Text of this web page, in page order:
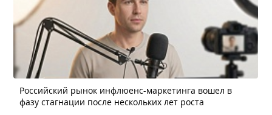
Российский рынок инфлюенс-маркетинга вошел в
фазу стагнации после нескольких лет роста